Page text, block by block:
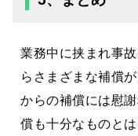
業務中に挟まれ事
らさまざまな補償
からの補償には慰
償も十分なものと